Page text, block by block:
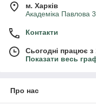
м. Харків
Академіка Павлова
Контакти
Сьогодні працює з
Показати весь
Про нас